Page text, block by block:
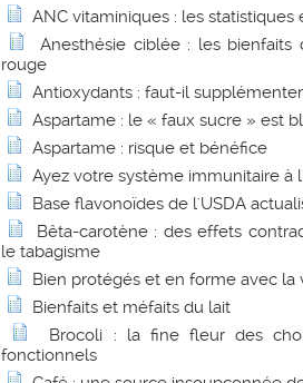
ANC vitaminiques : les statistiques
Anesthésie ciblée : les
rouge
Antioxydants : faut-il
Aspartame : le « faux sucre » est
Aspartame : risque et bénéfice
Ayez votre système immunitaire à
Base flavonoïdes de l'USDA
Bêta-carotène : des effets
le tabagisme
Bien protégés et en forme avec la
Bienfaits et méfaits du lait
Brocoli : la fine fleur des
fonctionnels